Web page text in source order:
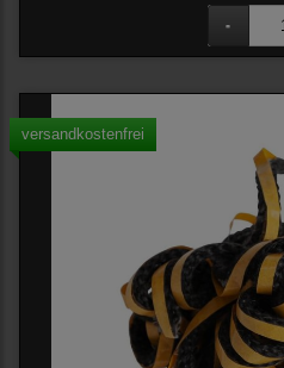
versandkostenfrei